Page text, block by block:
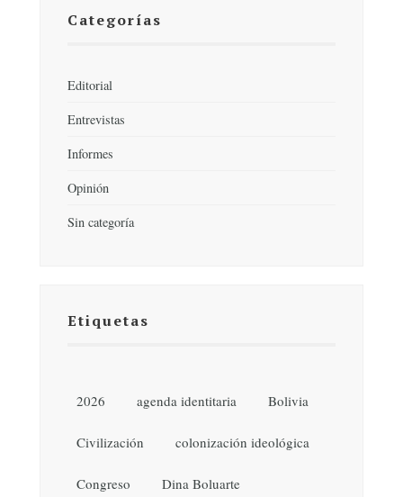
Categorías
Editorial
Entrevistas
Informes
Opinión
Sin categoría
Etiquetas
2026 agenda identitaria Bolivia
Civilización colonización ideológica
Congreso Dina Boluarte